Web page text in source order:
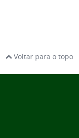
Voltar para o topo